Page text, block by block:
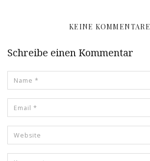
KEINE KOMMENTARE
Schreibe einen Kommentar